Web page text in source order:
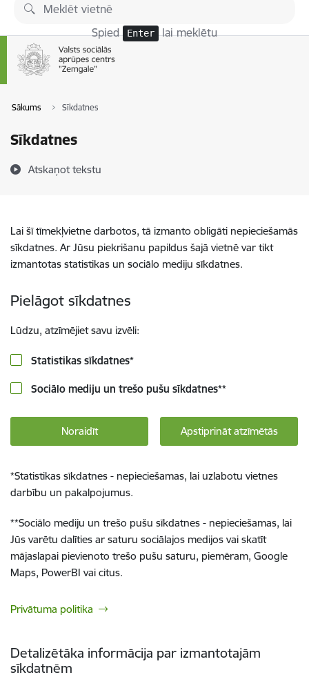
Pāriet uz lapas saturu
Spied Enter lai meklētu
Sākums Sīkdatnes
Sīkdatnes
Atskaņot tekstu
Lai šī tīmekļvietne darbotos, tā izmanto obligāti nepieciešamās
sīkdatnes. Ar Jūsu piekrišanu papildus šajā vietnē var tikt
izmantotas statistikas un sociālo mediju sīkdatnes.
Pielāgot sīkdatnes
Lūdzu, atzīmējiet savu izvēli:
Statistikas sīkdatnes*
Sociālo mediju un trešo pušu sīkdatnes**
Noraidīt Apstiprināt atzīmētās
*Statistikas sīkdatnes - nepieciešamas, lai uzlabotu vietnes
darbību un pakalpojumus.
**Sociālo mediju un trešo pušu sīkdatnes - nepieciešamas, lai
Jūs varētu dalīties ar saturu sociālajos medijos vai skatīt
mājaslapai pievienoto trešo pušu saturu, piemēram, Google
Maps, PowerBI vai citus.
Privātuma politika
Detalizētāka informācija par izmantotajām
sīkdatnēm